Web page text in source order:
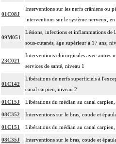
01C08J
Interventions sur les nerfs crâniens ou
interventions sur le système nerveux,
09M051
Lésions, infections et inflammations de
sous-cutanés, âge supérieur à 17 ans,
23C021
Interventions chirurgicales avec autres
services de santé, niveau 1
01C142
Libérations de nerfs superficiels à
canal carpien, niveau 2
01C15J Libérations du médian au canal
08C352 Interventions sur le bras, coude et
01C151 Libérations du médian au canal carpien,
08C35J Interventions sur le bras, coude et